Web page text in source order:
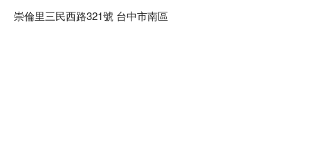
🤩 玩樂情報
崇倫里三民西路321號 台中市南區